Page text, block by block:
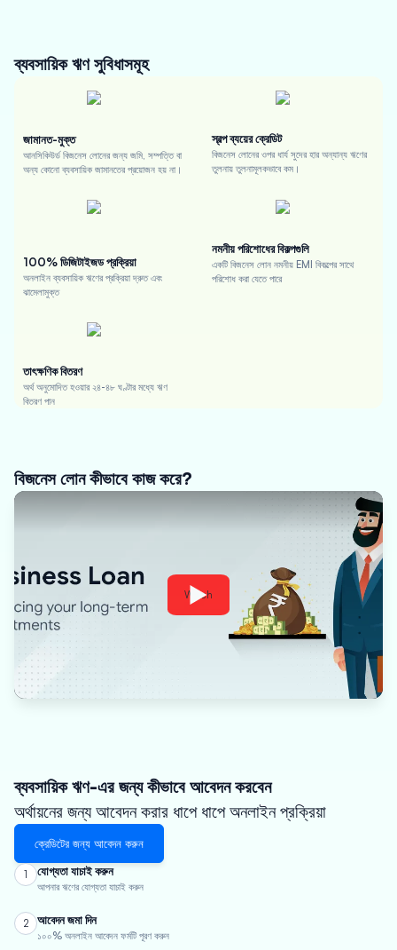
ব্যবসায়িক ঋণসুবিধাসমূহ
জামানত-মুক্ত
আনসিকিউর্ড বিজনেস লোনের জন্য জমি, সম্পত্তি বা
অন্য কোনো ব্যবসায়িক জামানতের প্রয়োজন হয় না।
স্বল্প ব্যয়ের ক্রেডিট
বিজনেস লোনের ওপর ধার্য সুদের হার অন্যান্য ঋণের
তুলনায় তুলনামূলকভাবে কম।
100% ডিজিটাইজড প্রক্রিয়া
অনলাইন ব্যবসায়িক ঋণের প্রক্রিয়া দ্রুত এবং
ঝামেলামুক্ত
নমনীয় পরিশোধের বিকল্পগুলি
একটি বিজনেস লোন নমনীয় EMI বিকল্পের সাথে
পরিশোধ করা যেতে পারে
তাৎক্ষণিক বিতরণ
অর্থ অনুমোদিত হওয়ার ২৪-৪৮ ঘণ্টার মধ্যে ঋণ
বিতরণ পান
বিজনেস লোন কীভাবে কাজ করে?
Watch
ব্যবসায়িক ঋণ-এর জন্য কীভাবে আবেদন করবেন
অর্থায়নের জন্য আবেদন করার ধাপে ধাপে অনলাইন প্রক্রিয়া
ক্রেডিটের জন্য আবেদন করুন
1 যোগ্যতা যাচাই করুন
আপনার ঋণের যোগ্যতা যাচাই করুন
2 আবেদন জমা দিন
১০০% অনলাইন আবেদন ফর্মটি পূরণ করুন